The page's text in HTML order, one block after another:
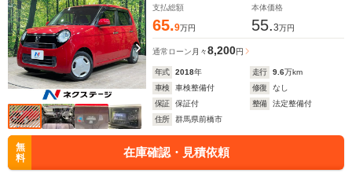
支払総額
65.9万円
本体価格
55.3万円
通常ローン 月々8,200円
年式 2018年 走行 9.6万km
車検
車検整備付 修復
なし
保証
保証付 整備
法定整備付
住所
群馬県前橋市
無
料
在庫確認・見積依頼